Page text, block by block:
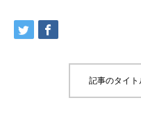
記事のタイ